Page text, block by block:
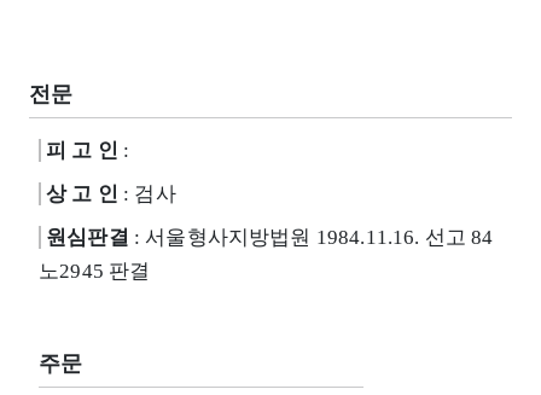
전문
피 고 인 :
상 고 인 : 검사
원심판결 : 서울형사지방법원 1984.11.16. 선고 84
노2945 판결
주문